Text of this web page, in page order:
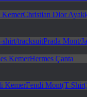
KemerChristian Dior
shirt/tracksuitPrada Mont/
KemerHermes Çanta
KemerFendi Mont(T-